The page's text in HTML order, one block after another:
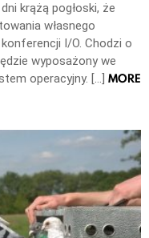
krążą pogłoski, że
własnego
I/O. Chodzi o
wyposażony we
operacyjny. […] MORE